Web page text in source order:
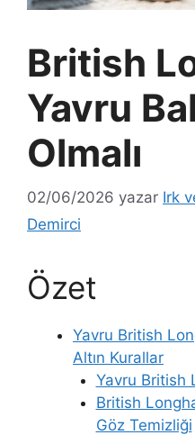
British
Yavru
Olmalı
02/06/2026 yazar Irk
Demirci
Özet
Yavru British
Altın Kurallar
Yavru British
British
Göz Temizliği